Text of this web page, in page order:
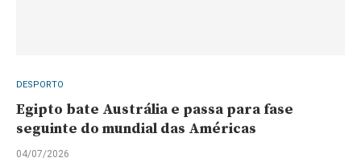
DESPORTO
Egipto bate Austrália e passa para fase
seguinte do mundial das Américas
04/07/2026